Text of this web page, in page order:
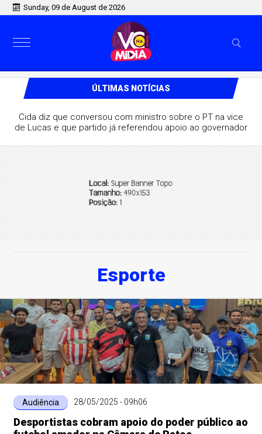
Sunday, 09 de August de 2026
ÚLTIMAS NOTÍCIAS
Cida diz que conversou com ministro sobre o PT na vice
de Lucas e que partido já referendou apoio ao governador
Esporte
Audiência 28/05/2025 - 09h06
Desportistas cobram apoio do poder público ao